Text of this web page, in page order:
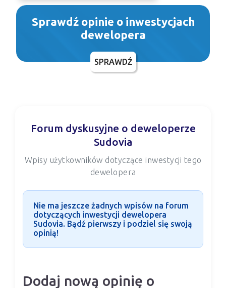
Sprawdź opinie o inwestycjach
dewelopera
SPRAWDŹ
Forum dyskusyjne o deweloperze
Sudovia
Wpisy użytkowników dotyczące inwestycji tego
dewelopera
Nie ma jeszcze żadnych wpisów na forum
dotyczących inwestycji dewelopera
Sudovia. Bądź pierwszy i podziel się swoją
opinią!
Dodaj nową opinię o